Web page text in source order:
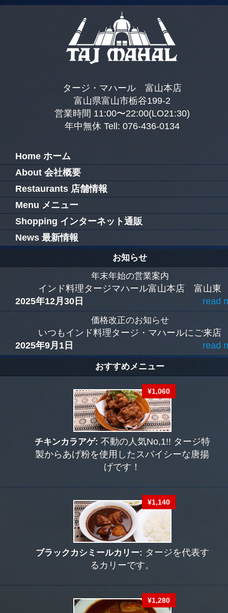
タージ・マハール 富山本店
富山県富山市栃谷199-2
営業時間 11:00〜22:00(LO21:30)
年中無休 Tell: 076-436-0134
Home ホーム
About 会社概要
Restaurants 店舗情報
Menu メニュー
Shopping インターネット通販
News 最新情報
お知らせ
年末年始の営業案内
インド料理タージマハール富山本店 富山東
2025年12月30日
read
価格改正のお知らせ
いつもインド料理タージ・マハールにご来店
2025年9月1日
read
おすすめメニュー
¥1,060
チキンカラアゲ: 不動の人気No,1!! タージ特
製からあげ粉を使用したスパイシーな唐揚
げです！
¥1,140
ブラックカシミールカリー: タージを代表す
るカリーです。
¥1,280